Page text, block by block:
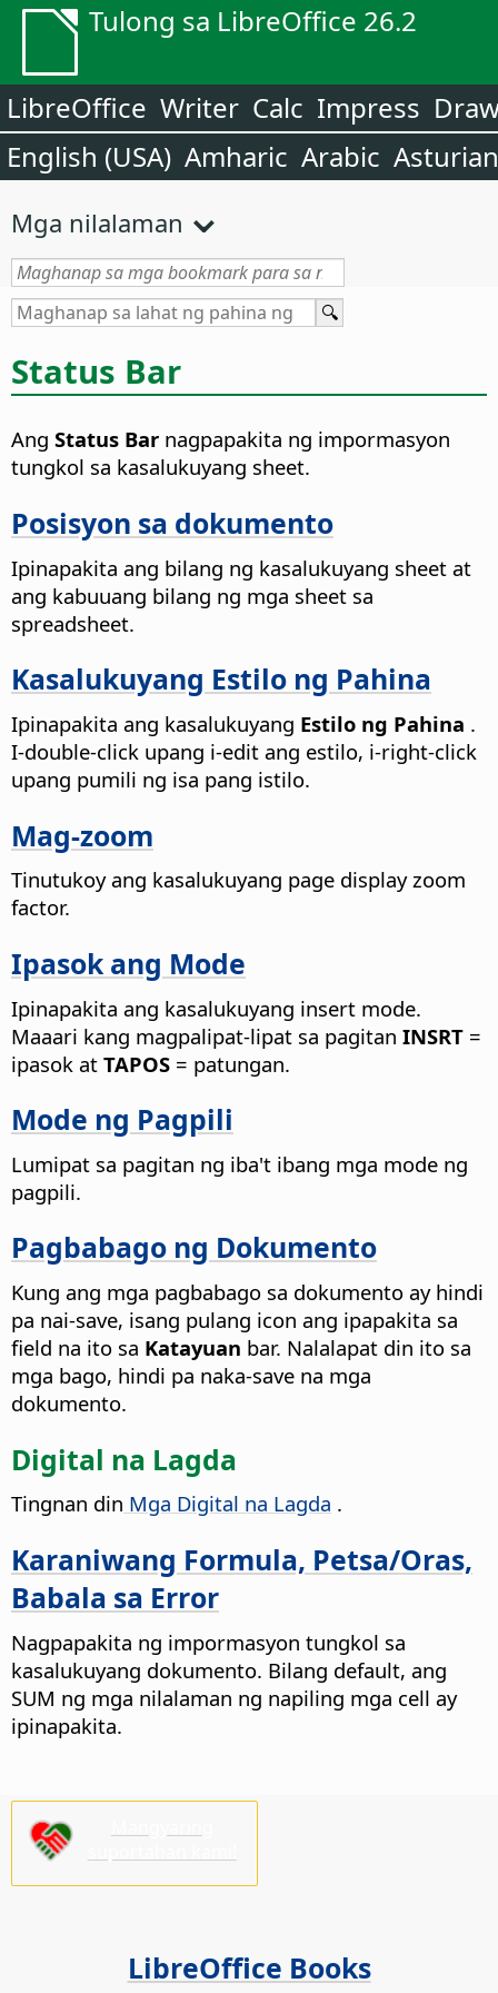
Tulong sa LibreOffice 26.2
LibreOffice Writer Calc Impress
English (USA) Amharic Arabic Asturian
Mga nilalaman
Status Bar
Ang Status Bar nagpapakita ng impormasyon
tungkol sa kasalukuyang sheet.
Posisyon sa dokumento
Ipinapakita ang bilang ng kasalukuyang sheet at
ang kabuuang bilang ng mga sheet sa
spreadsheet.
Kasalukuyang Estilo ng Pahina
Ipinapakita ang kasalukuyang Estilo ng Pahina .
I-double-click upang i-edit ang estilo, i-right-click
upang pumili ng isa pang istilo.
Mag-zoom
Tinutukoy ang kasalukuyang page display zoom
factor.
Ipasok ang Mode
Ipinapakita ang kasalukuyang insert mode.
Maaari kang magpalipat-lipat sa pagitan INSRT =
ipasok at TAPOS = patungan.
Mode ng Pagpili
Lumipat sa pagitan ng iba't ibang mga mode ng
pagpili.
Pagbabago ng Dokumento
Kung ang mga pagbabago sa dokumento ay hindi
pa nai-save, isang pulang icon ang ipapakita sa
field na ito sa Katayuan bar. Nalalapat din ito sa
mga bago, hindi pa naka-save na mga
dokumento.
Digital na Lagda
Tingnan din Mga Digital na Lagda .
Karaniwang Formula, Petsa/Oras,
Babala sa Error
Nagpapakita ng impormasyon tungkol sa
kasalukuyang dokumento. Bilang default, ang
SUM ng mga nilalaman ng napiling mga cell ay
ipinapakita.
LibreOffice Books